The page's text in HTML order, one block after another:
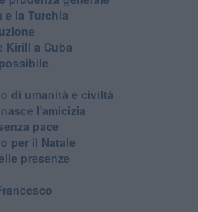
e la Turchia
Kirill a Cuba
di umanità e civiltà
l'amicizia
pace
per il Natale
presenze